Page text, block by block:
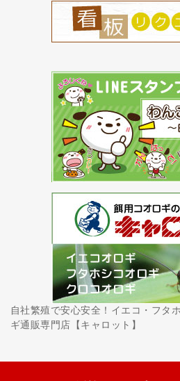
自社繁殖で安心安全！イエコ・フタ
ギ通販専門店【キャロット】